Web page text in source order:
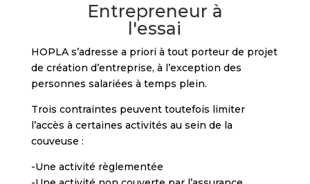
HOPLA s’adresse a priori à tout porteur de projet
de création d’entreprise, à l’exception des
personnes salariées à temps plein.
Trois contraintes peuvent toutefois limiter
l’accès à certaines activités au sein de la
couveuse :
-Une activité règlementée
Entrepreneur à
l'essai